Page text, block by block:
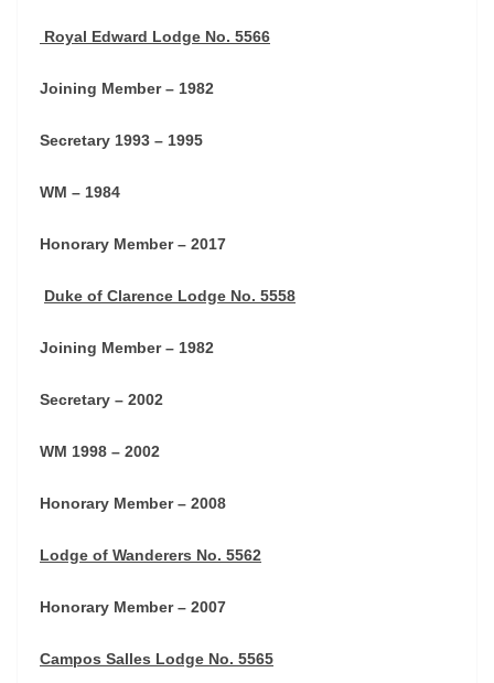
Royal Edward Lodge No. 5566
Joining Member – 1982
Secretary 1993 – 1995
WM – 1984
Honorary Member – 2017
Duke of Clarence Lodge No. 5558
Joining Member – 1982
Secretary – 2002
WM 1998 – 2002
Honorary Member – 2008
Lodge of Wanderers No. 5562
Honorary Member – 2007
Campos Salles Lodge No. 5565